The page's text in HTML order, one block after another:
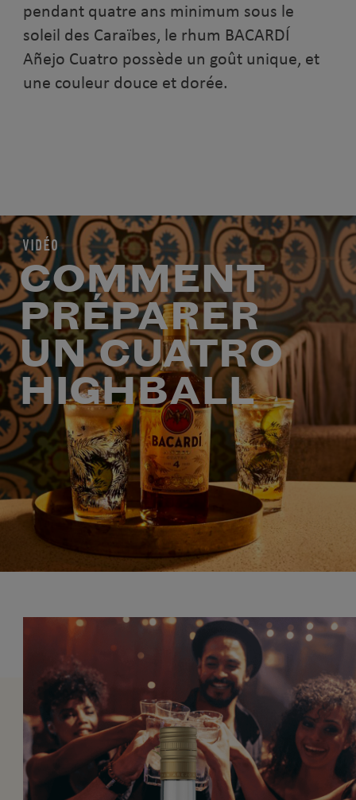
pendant quatre ans minimum sous le
soleil des Caraïbes, le rhum BACARDÍ
Añejo Cuatro possède un goût unique, et
une couleur douce et dorée.
VIDÉO
COMMENT
PRÉPARER
UN CUATRO
HIGHBALL